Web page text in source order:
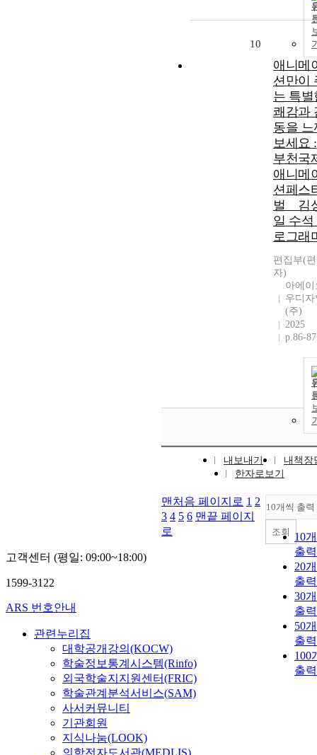
10
애니메
션만이
는 특별
쾌감과
동을 느
보세요 :
부천국
애니메
션페스
벌 _ 김
일 수석
로그래
편집부(
자)
아에이
우디자
(주)
2025
p.86-87
내보내기
내책장
한자로보기
10개씩 출력
10
출력
20
출력
30
출력
50
출력
100
출력
조회
맨처음 페이지로 1 2
3 4 5 6 맨끝 페이지
로
고객센터 (평일: 09:00~18:00)
1599-3122
ARS 번호안내
관련누리집
대학공개강의(KOCW)
학술정보통계시스템(Rinfo)
외국학술지지원센터(FRIC)
학술관계분석서비스(SAM)
사서커뮤니티
기관회원
지식나눔(LOOK)